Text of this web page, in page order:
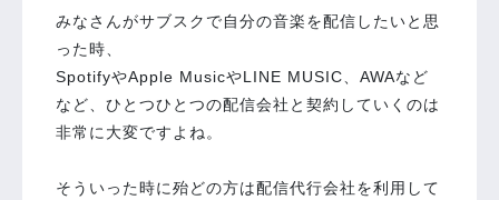
みなさんがサブスクで自分の音楽を配信したいと思
った時、
SpotifyやApple MusicやLINE MUSIC、AWAなど
など、ひとつひとつの配信会社と契約していくのは
非常に大変ですよね。
そういった時に殆どの方は配信代行会社を利用して